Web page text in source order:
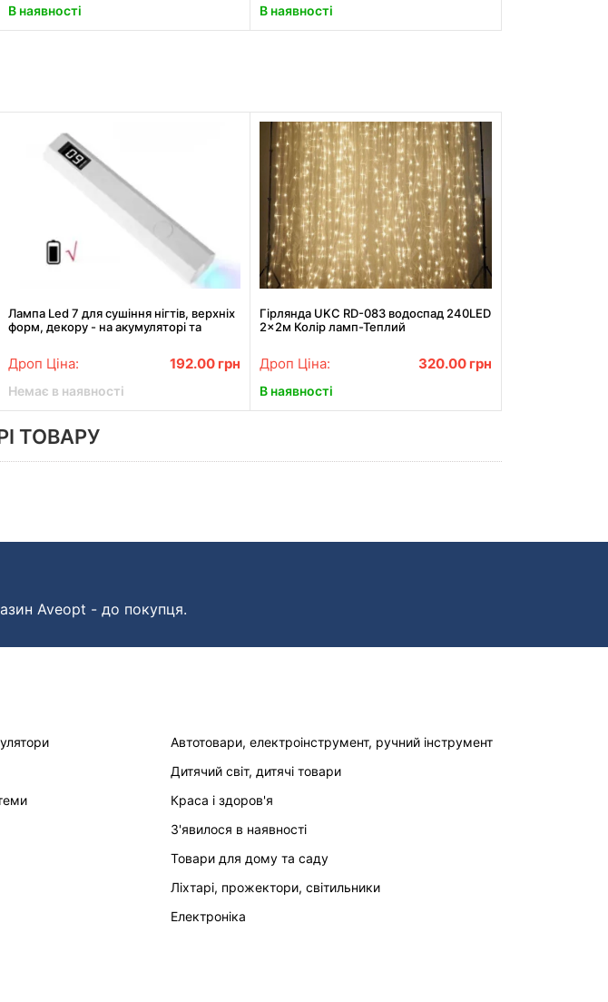
В наявності В наявності
Лампа Led 7 для сушіння нігтів, верхніх
форм, декору - на акумуляторі та
Дроп Ціна: 192.00 грн
Немає в наявності
Гірлянда UKC RD-083 водоспад 240LED
2x2м Колір ламп-Теплий
Дроп Ціна: 320.00 грн
В наявності
ТОВАРУ
Aveopt - до покупця.
Автотовари, електроінструмент, ручний інструмент
Дитячий світ, дитячі товари
Краса і здоров'я
З'явилося в наявності
Товари для дому та саду
Ліхтарі, прожектори, світильники
Електроніка